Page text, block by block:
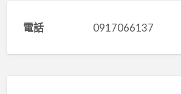
電話 0917066137